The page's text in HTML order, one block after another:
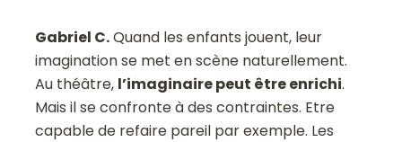
Gabriel C.Quand les enfants jouent, leur
imagination se met en scène naturellement.
Au théâtre, l’imaginaire peut être enrichi.
Mais il se confronte à des contraintes. Etre
capable de refaire pareil par exemple. Les